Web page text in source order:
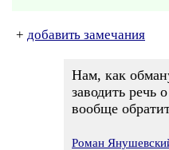
+ добавить замечания
Нам, как
заводить речь
вообще
Роман